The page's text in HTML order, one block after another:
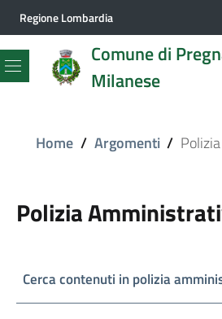
Regione Lombardia
Comune di
Milanese
Menu
Home / Argomenti /
Polizia
Cerca contenuti in polizia